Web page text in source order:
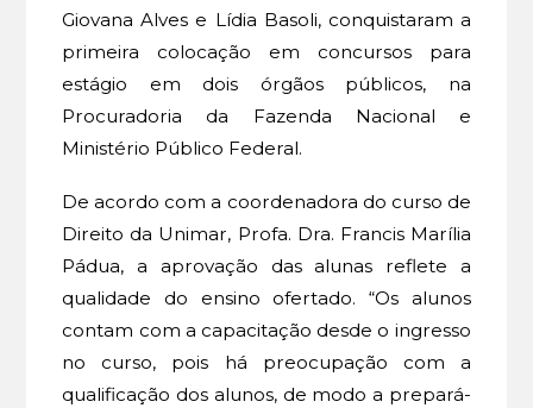
Giovana Alves e Lídia Basoli, conquistaram a
primeira colocação em concursos para
estágio em dois órgãos públicos, na
Procuradoria da Fazenda Nacional e
Ministério Público Federal.
De acordo com a coordenadora do curso de
Direito da Unimar, Profa. Dra. Francis Marília
Pádua, a aprovação das alunas reflete a
qualidade do ensino ofertado. “Os alunos
contam com a capacitação desde o ingresso
no curso, pois há preocupação com a
qualificação dos alunos, de modo a prepará-